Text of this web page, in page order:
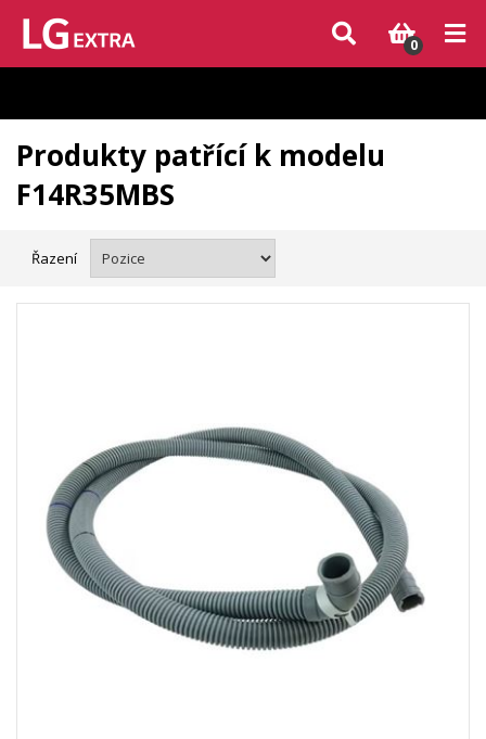
Vzhledem k aktuální situaci se může dodání dílů, které nejsou skladem,
zpozdit. Děkujeme za pochopení.
0
Produkty patřící k modelu
F14R35MBS
Řazení